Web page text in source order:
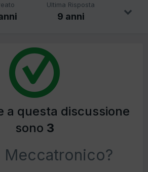
Ultima Risposta
9 anni
a questa discussione
sono 3
Meccatronico?